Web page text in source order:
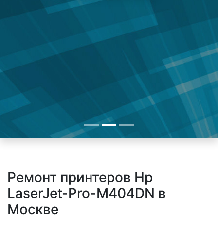
Ремонт принтеров Hp
LaserJet-Pro-M404DN в
Москве